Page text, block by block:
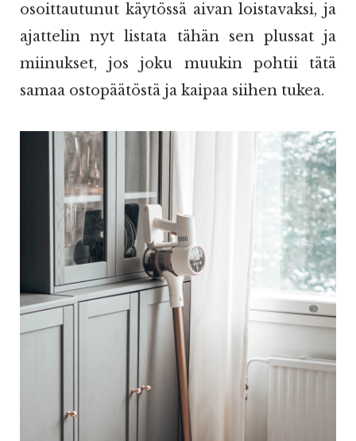
osoittautunut käytössä aivan loistavaksi, ja
ajattelin nyt listata tähän sen plussat ja
miinukset, jos joku muukin pohtii tätä
samaa ostopäätöstä ja kaipaa siihen tukea.